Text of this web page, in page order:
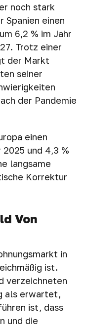
noch stark
Spanien einen
6,2 % im Jahr
Trotz einer
der Markt
seiner
der Pandemie
einen
2025 und 4,3 %
langsame
Korrektur
Von
in
ist.
verzeichneten
als erwartet,
ist, dass
und die